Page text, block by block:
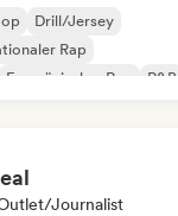
Drill/Jersey
Rap
Französischer Rap
R&B
Journalist